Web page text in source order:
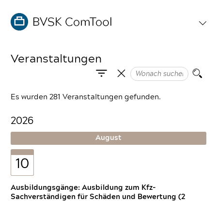
Veranstaltungen
Es wurden 281 Veranstaltungen gefunden.
2026
August
10
Ausbildungsgänge: Ausbildung zum Kfz-
Sachverständigen für Schäden und Bewertung (2